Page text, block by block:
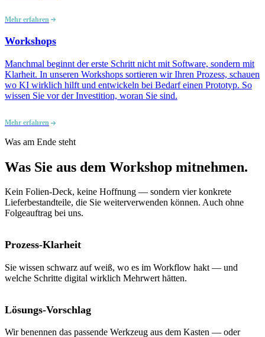
Mehr erfahren
Workshops
Manchmal beginnt der erste Schritt nicht mit Software, sondern mit
Klarheit. In unseren Workshops sortieren wir Ihren Prozess, schauen
wo KI wirklich hilft und entwickeln bei Bedarf einen Prototyp. So
wissen Sie vor der Investition, woran Sie sind.
Mehr erfahren
Was am Ende steht
Was Sie aus dem Workshop mitnehmen.
Kein Folien-Deck, keine Hoffnung — sondern vier konkrete
Lieferbestandteile, die Sie weiterverwenden können. Auch ohne
Folgeauftrag bei uns.
Prozess-Klarheit
Sie wissen schwarz auf weiß, wo es im Workflow hakt — und
welche Schritte digital wirklich Mehrwert hätten.
Lösungs-Vorschlag
Wir benennen das passende Werkzeug aus dem Kasten — oder